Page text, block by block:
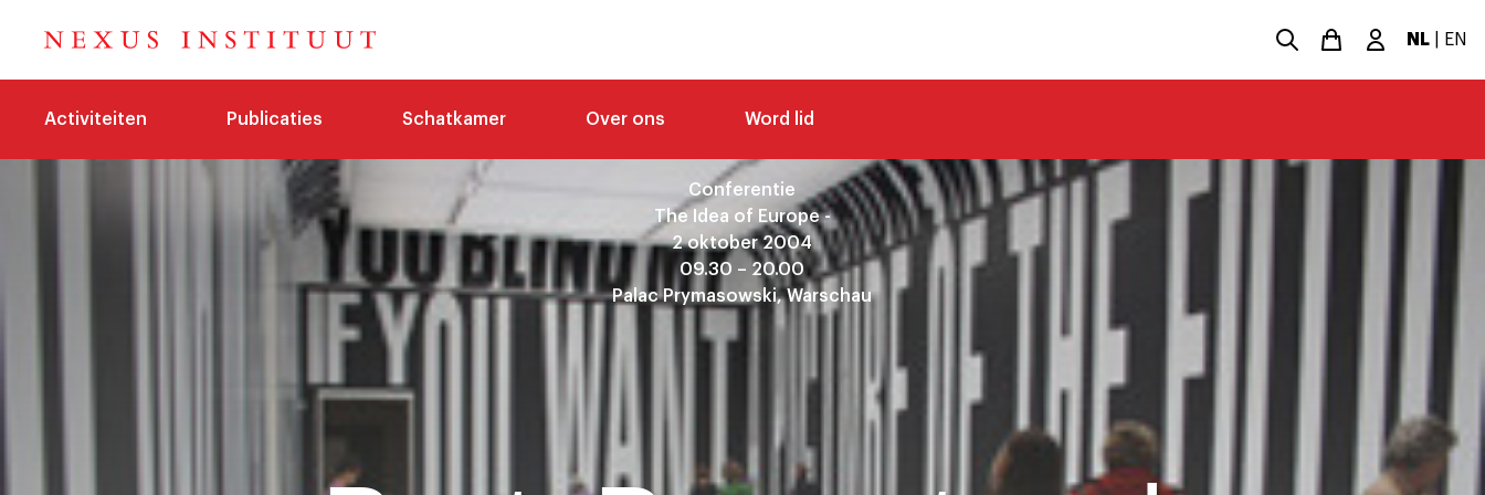
NL EN
Activiteiten Publicaties Schatkamer Over ons Word lid
Conferentie
The Idea of Europe -
2 oktober 2004
09.30 – 20.00
Palac Prymasowski, Warschau